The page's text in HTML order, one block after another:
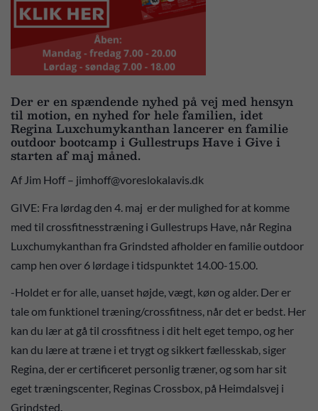
Der er en spændende nyhed på vej med hensyn
til motion, en nyhed for hele familien, idet
Regina Luxchumykanthan lancerer en familie
outdoor bootcamp i Gullestrups Have i Give i
starten af maj måned.
Af Jim Hoff – jimhoff@voreslokalavis.dk
GIVE: Fra lørdag den 4. maj er der mulighed for at komme
med til crossfitnesstræning i Gullestrups Have, når Regina
Luxchumykanthan fra Grindsted afholder en familie outdoor
camp hen over 6 lørdage i tidspunktet 14.00-15.00.
-Holdet er for alle, uanset højde, vægt, køn og alder. Der er
tale om funktionel træning/crossfitness, når det er bedst. Her
kan du lær at gå til crossfitness i dit helt eget tempo, og her
kan du lære at træne i et trygt og sikkert fællesskab, siger
Regina, der er certificeret personlig træner, og som har sit
eget træningscenter, Reginas Crossbox, på Heimdalsvej i
Grindsted.